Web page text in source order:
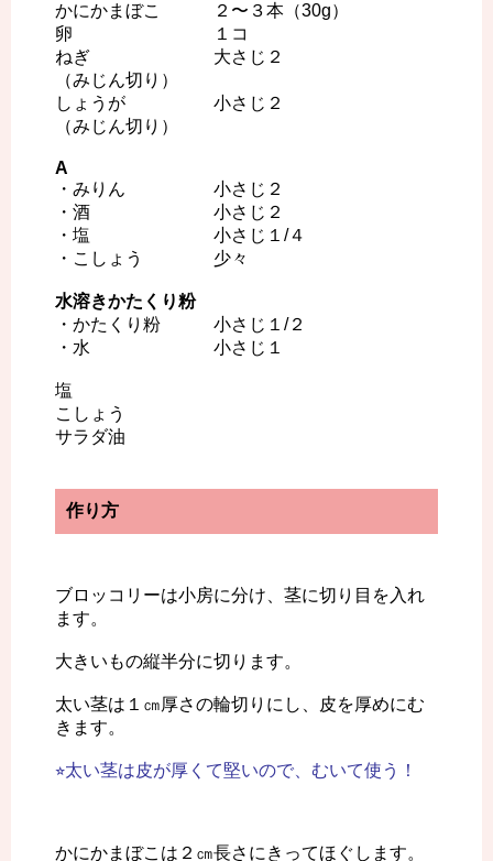
かにかまぼこ ２〜３本（30g）
卵 １コ
ねぎ 大さじ２
（みじん切り）
しょうが 小さじ２
（みじん切り）
A
・みりん 小さじ２
・酒 小さじ２
・塩 小さじ１/４
・こしょう 少々
水溶きかたくり粉
・かたくり粉 小さじ１/２
・水 小さじ１
塩
こしょう
サラダ油
作り方
ブロッコリーは小房に分け、茎に切り目を入れ
ます。
大きいもの縦半分に切ります。
太い茎は１㎝厚さの輪切りにし、皮を厚めにむ
きます。
⭐︎太い茎は皮が厚くて堅いので、むいて使う！
かにかまぼこは２㎝長さにきってほぐします。